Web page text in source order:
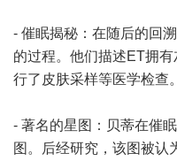
- 催眠揭秘：在随后的回
的过程。他们描述ET拥
行了皮肤采样等医学检查。
- 著名的星图：贝蒂在催
图。后经研究，该图被认